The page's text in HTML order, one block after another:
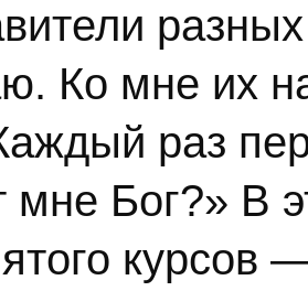
Ко мне их
раз
Бог?» В
курсов